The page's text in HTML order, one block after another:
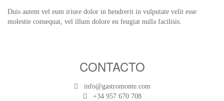
Duis autem vel eum iriure dolor in hendrerit in vulputate velit esse
molestie consequat, vel illum dolore eu feugiat nulla facilisis.
CONTACTO
info@gastromonte.com
+34 957 670 708